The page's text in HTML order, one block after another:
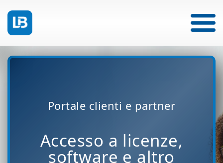
Portale clienti e partner
Accesso a licenze,
software e altro